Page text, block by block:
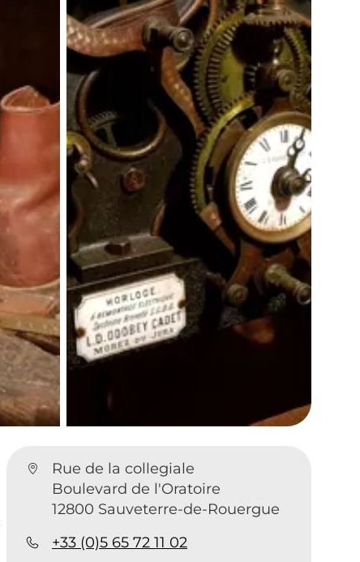
Rue de la collegiale
Boulevard de l'Oratoire
12800 Sauveterre-de-Rouergue
+33 (0)5 65 72 11 02